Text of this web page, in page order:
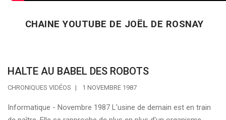
CHAINE YOUTUBE DE JOËL DE ROSNAY
HALTE AU BABEL DES ROBOTS
CHRONIQUES VIDÉOS 1 NOVEMBRE 1987
Informatique - Novembre 1987 L'usine de demain est en train